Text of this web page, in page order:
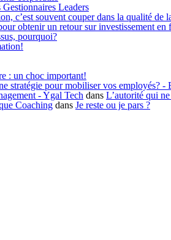
Leaders
c’est souvent couper dans la qualité de
obtenir un retour sur investissement en
pourquoi?
: un choc important!
stratégie pour mobiliser vos employés?
- Ygal Tech dans L’autorité qui
Coaching dans Je reste ou je pars ?